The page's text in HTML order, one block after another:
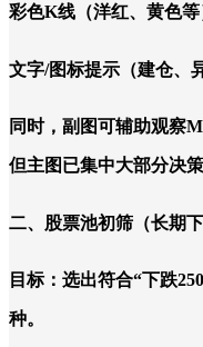
彩色K线（洋红、黄色
文字/图标提示（建仓、
同时，副图可辅助观察
但主图已集中大部分决策
二、股票池初筛（长期
目标：选出符合“下跌
种。